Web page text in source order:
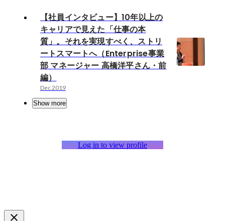
【社員インタビュー】10年以上の
キャリアで見えた「仕事の本
質」。それを実現すべく、ストリ
ートスマートへ（Enterprise事業
部 マネージャー 高橋洋平さん・前
編）
Dec 2019
Show more
Log in to view profile